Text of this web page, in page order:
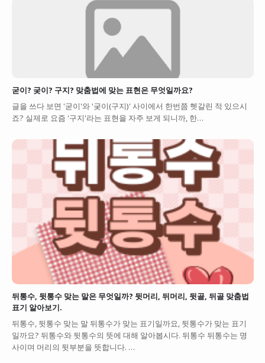
굳이? 궂이? 구지? 맞춤법에 맞는 표현은 무엇일까요?
글을 쓰다 보면 '굳이'와 '궂이(구지)' 사이에서 한번쯤 헷갈린 적 있으시
죠? 실제로 요즘 '구지'라는 표현을 자주 보게 되니까, 한…
뒤통수, 뒷통수 맞는 말은 무엇일까? 뒷머리, 뒤머리, 뒷골, 뒤골 맞춤법
표기 알아보기.
뒤통수, 뒷통수 맞는 말 뒤통수가 맞는 표기일까요, 뒷통수가 맞는 표기
일까요? 뒤통수와 뒷통수의 뜻에 대해 알아봅시다. 뒤통수 뒤통수는 명
사이며 머리의 뒷부분을 뜻합니다. …